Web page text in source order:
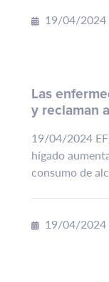
19/04/2024
Las
y reclaman
19/04/2024
hígado
consumo de
19/04/2024